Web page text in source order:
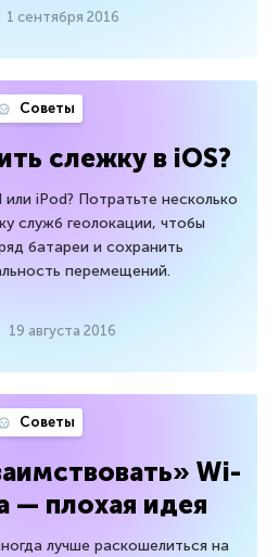
1 сентября 2016
Советы
слежку в iOS?
iPod? Потратьте несколько
служб геолокации, чтобы
батареи и сохранить
перемещений.
19 августа 2016
Советы
Wi-
— плохая идея
лучше раскошелиться на